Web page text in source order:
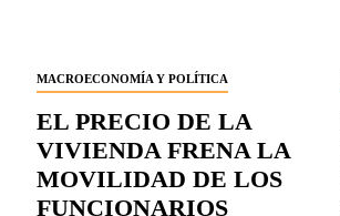
MACROECONOMÍA Y POLÍTICA
EL PRECIO DE LA
VIVIENDA FRENA LA
MOVILIDAD DE LOS
FUNCIONARIOS